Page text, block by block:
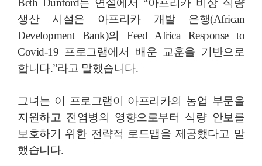
생산 시설은 아프리카 개발 은행(African
Development Bank)의 Feed Africa Response to
Covid-19 프로그램에서 배운 교훈을 기반으로
합니다.”라고 말했습니다.
그녀는 이 프로그램이 아프리카의 농업 부문을
지원하고 전염병의 영향으로부터 식량 안보를
보호하기 위한 전략적 로드맵을 제공했다고 말
했습니다.